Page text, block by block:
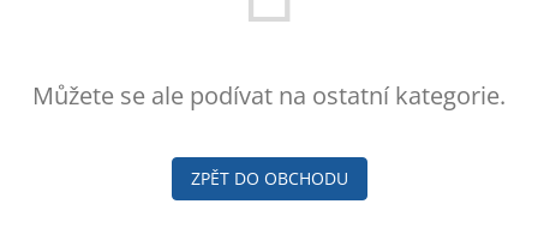
Můžete se ale podívat na ostatní kategorie.
ZPĚT DO OBCHODU